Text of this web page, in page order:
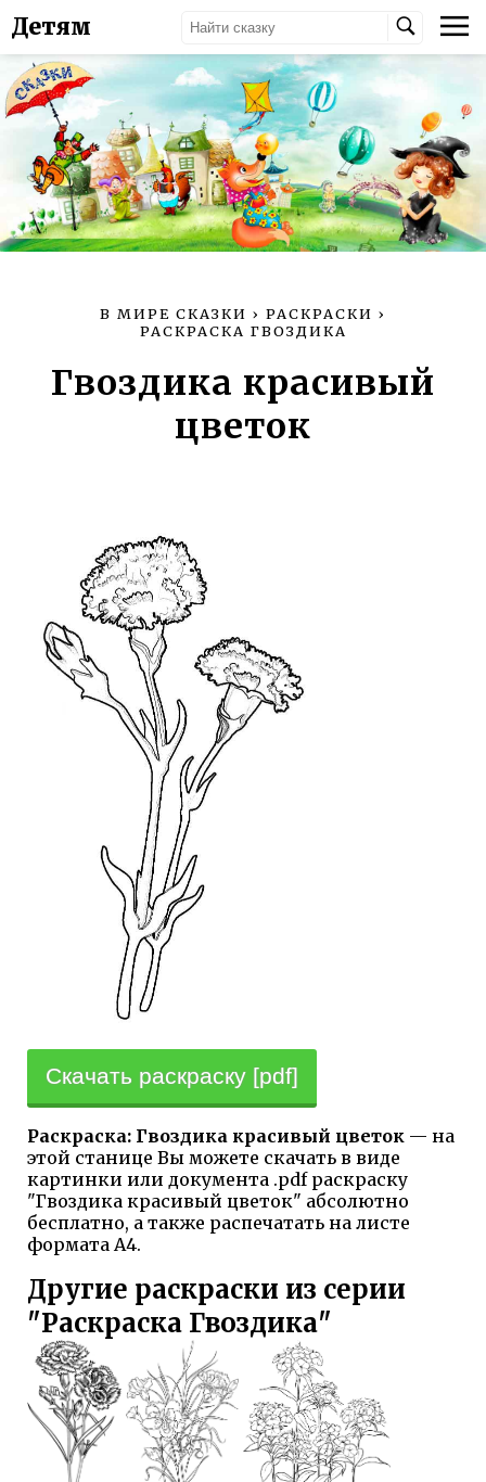
Детям
В МИРЕ СКАЗКИ › РАСКРАСКИ ›
РАСКРАСКА ГВОЗДИКА
Гвоздика красивый
цветок
Скачать раскраску [pdf]
Раскраска: Гвоздика красивый цветок — на
этой станице Вы можете скачать в виде
картинки или документа .pdf раскраску
"Гвоздика красивый цветок" абсолютно
бесплатно, а также распечатать на листе
формата А4.
Другие раскраски из серии
"Раскраска Гвоздика"